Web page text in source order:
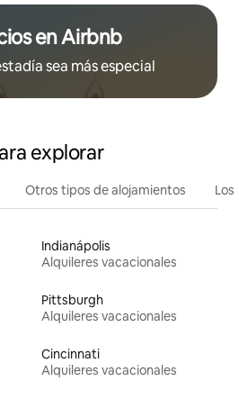
en Airbnb
sea más especial
explorar
Otros tipos de alojamientos
Indianápolis
Alquileres vacacionales
Pittsburgh
Alquileres vacacionales
Cincinnati
Alquileres vacacionales